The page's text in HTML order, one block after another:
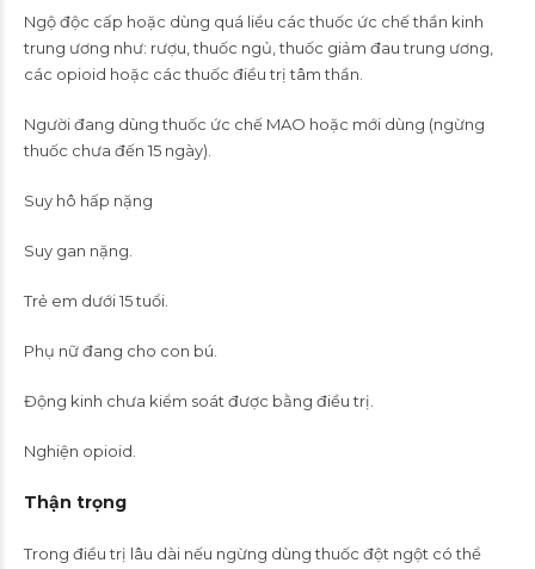
Ngộ độc cấp hoặc dùng quá liều các thuốc ức chế thần kinh
trung ương như: rượu, thuốc ngủ, thuốc giảm đau trung ương,
các opioid hoặc các thuốc điều trị tâm thần.
Người đang dùng thuốc ức chế MAO hoặc mới dùng (ngừng
thuốc chưa đến 15 ngày).
Suy hô hấp nặng
Suy gan nặng.
Trẻ em dưới 15 tuổi.
Phụ nữ đang cho con bú.
Động kinh chưa kiểm soát được bằng điều trị.
Nghiện opioid.
Thận trọng
Trong điều trị lâu dài nếu ngừng dùng thuốc đột ngột có thể